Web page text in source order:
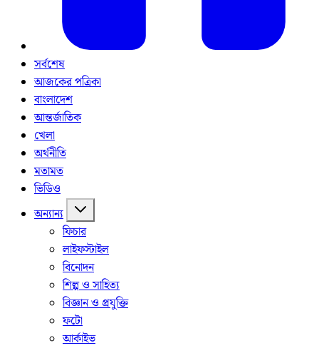
সর্বশেষ
আজকের পত্রিকা
বাংলাদেশ
আন্তর্জাতিক
খেলা
অর্থনীতি
মতামত
ভিডিও
অন্যান্য
ফিচার
লাইফস্টাইল
বিনোদন
শিল্প ও সাহিত্য
বিজ্ঞান ও প্রযুক্তি
ফটো
আর্কাইভ